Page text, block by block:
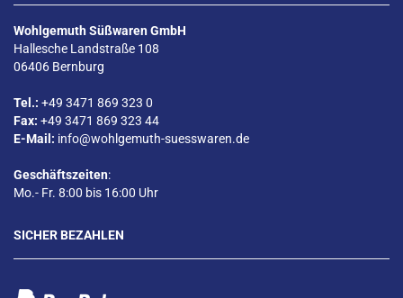
Wohlgemuth Süßwaren GmbH
Hallesche Landstraße 108
06406 Bernburg
Tel.: +49 3471 869 323 0
Fax: +49 3471 869 323 44
E-Mail: info@wohlgemuth-suesswaren.de
Geschäftszeiten:
Mo.- Fr. 8:00 bis 16:00 Uhr
SICHER BEZAHLEN